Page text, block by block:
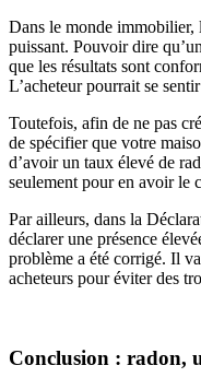
Dans le monde immobilier,
puissant. Pouvoir dire
que les résultats sont
L’acheteur pourrait se
Toutefois, afin de ne pas
de spécifier que votre
d’avoir un taux élevé de
seulement pour en avoir le
Par ailleurs, dans la
déclarer une présence
problème a été corrigé. Il
acheteurs pour éviter des
Conclusion : radon,